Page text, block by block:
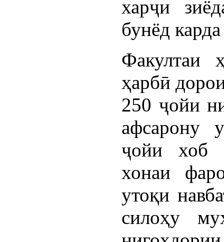
харҷи
бунёд
Факултаи
ҳарбӣ
250 ҷойи
афсарону
ҷойи хоб
хонаи
утоқи
силоҳу